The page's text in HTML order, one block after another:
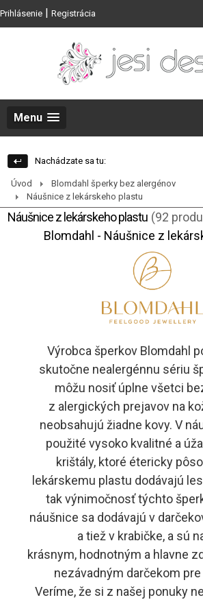
Prihlásenie | Registrácia
Menu
Nachádzate sa tu:
Úvod
Blomdahl šperky bez alergénov
Náušnice z lekárskeho plastu
Náušnice z lekárskeho plastu (92
Blomdahl - Náušnice z
Výrobca šperkov Blomdahl
skutočne nealergénnu sériu
môžu nosiť úplne všetci
z alergických prejavov na
neobsahujú žiadne kovy. V
použité vysoko kvalitné a
krištály, ktoré étericky
lekárskemu plastu dodávajú
tak výnimočnosť týchto
náušnice sa dodávajú v
a tiež v krabičke, a sú
krásnym, hodnotným a hlavne
nezávadným darčekom pre
Veríme, že si z našej ponuky